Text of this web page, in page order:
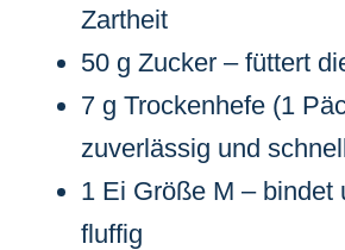
Zartheit
50 g Zucker – füttert
7 g Trockenhefe (1
zuverlässig und
1 Ei Größe M – bindet
fluffig